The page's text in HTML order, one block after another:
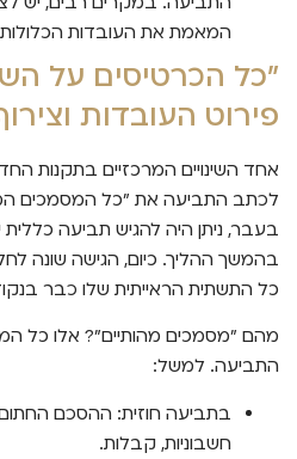
המאמת את העובדות
"כל הכרטיסים על
פירוט העובדות
אחד השינויים המרכזיים בתקנות
לכתב התביעה את "כל המסמכים
בעבר, ניתן היה להגיש תביעה
בהמשך ההליך. כיום, הגישה שונה
כל התשתית הראייתית שלו כבר
מהם "מסמכים מהותיים"? אלו כל
התביעה. למשל:
בתביעה חוזית: ההסכם
חשבוניות, קבלות.